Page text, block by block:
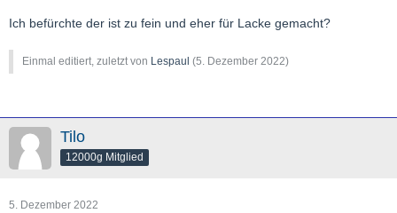
Ich befürchte der ist zu fein und eher für Lacke gemacht?
Einmal editiert, zuletzt von Lespaul (5. Dezember 2022)
Tilo
12000g Mitglied
5. Dezember 2022